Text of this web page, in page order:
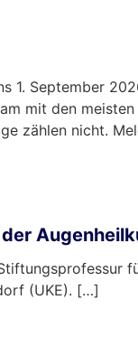
1. September
mit den
zählen nicht.
(UKE). […]